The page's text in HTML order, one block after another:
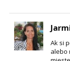
Ak si
alebo